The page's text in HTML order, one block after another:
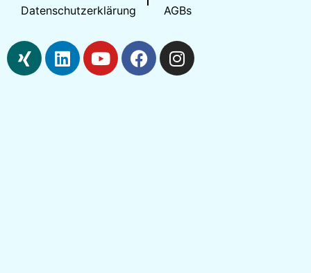
Datenschutzerklärung AGBs